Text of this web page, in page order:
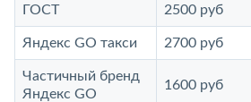
ГОСТ 2500 руб
Яндекс GO такси 2700 руб
Частичный бренд
Яндекс GO
1600 руб